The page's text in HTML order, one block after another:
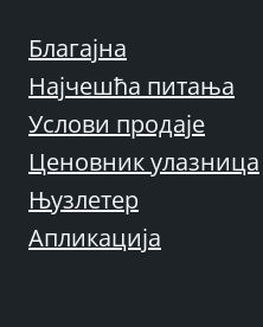
Благајна
Најчешћа питања
Услови продаје
Ценовник улазница
Њузлетер
Апликација